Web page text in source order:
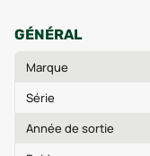
GÉNÉRAL
Marque
Série
Année de sortie